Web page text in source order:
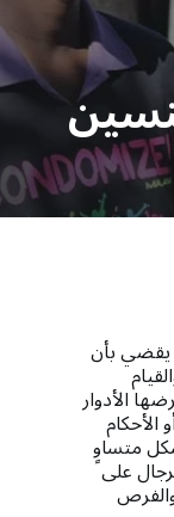
يقضي بأن
الأدوار
الأحكام
متساوٍ
على